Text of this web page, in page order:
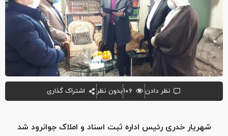
شهریار خدری رئیس اداره ثبت اسناد و املاک جوانرود شد
نظر دادن ۱۰۶بدون نظر اشتراک گذاری